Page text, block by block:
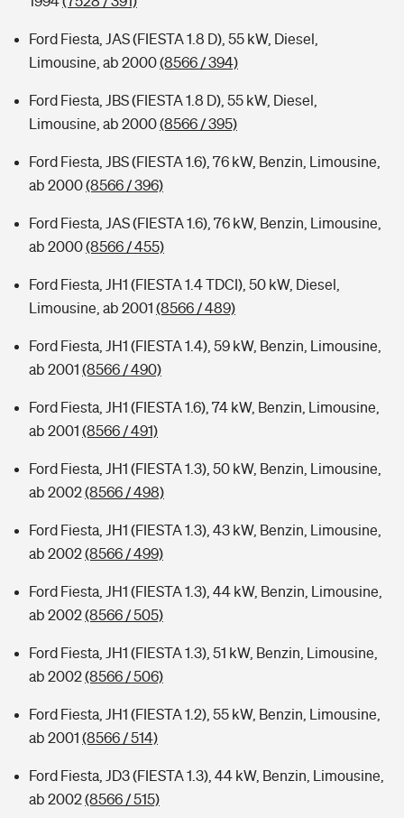
Ford Fiesta, JAS (FIESTA 1.8 D), 55 kW, Diesel,
Limousine, ab 2000(8566 / 394)
Ford Fiesta, JBS (FIESTA 1.8 D), 55 kW, Diesel,
Limousine, ab 2000(8566 / 395)
Ford Fiesta, JBS (FIESTA 1.6), 76 kW, Benzin, Limousine,
ab 2000(8566 / 396)
Ford Fiesta, JAS (FIESTA 1.6), 76 kW, Benzin, Limousine,
ab 2000(8566 / 455)
Ford Fiesta, JH1 (FIESTA 1.4 TDCI), 50 kW, Diesel,
Limousine, ab 2001 (8566 / 489)
Ford Fiesta, JH1 (FIESTA 1.4), 59 kW, Benzin, Limousine,
ab 2001 (8566 / 490)
Ford Fiesta, JH1 (FIESTA 1.6), 74 kW, Benzin, Limousine,
ab 2001 (8566 / 491)
Ford Fiesta, JH1 (FIESTA 1.3), 50 kW, Benzin, Limousine,
ab 2002(8566 / 498)
Ford Fiesta, JH1 (FIESTA 1.3), 43 kW, Benzin, Limousine,
ab 2002(8566 / 499)
Ford Fiesta, JH1 (FIESTA 1.3), 44 kW, Benzin, Limousine,
ab 2002(8566 / 505)
Ford Fiesta, JH1 (FIESTA 1.3), 51 kW, Benzin, Limousine,
ab 2002(8566 / 506)
Ford Fiesta, JH1 (FIESTA 1.2), 55 kW, Benzin, Limousine,
ab 2001 (8566 / 514)
Ford Fiesta, JD3 (FIESTA 1.3), 44 kW, Benzin, Limousine,
ab 2002(8566 / 515)